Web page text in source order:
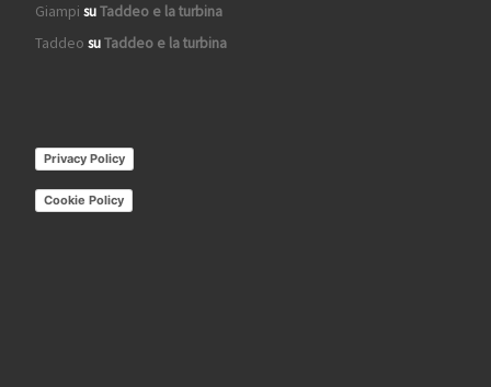
Giampi suTaddeo e la turbina
Taddeo suTaddeo e la turbina
Privacy Policy
Cookie Policy